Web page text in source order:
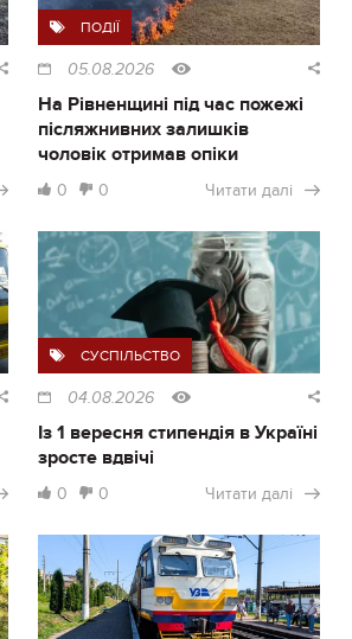
ПОДІЇ
05.08.2026
На Рівненщині під час пожежі
післяжнивних залишків
чоловік отримав опіки
0 0 Читати далі
СУСПІЛЬСТВО
04.08.2026
Із 1 вересня стипендія в Україні
зросте вдвічі
0 0 Читати далі